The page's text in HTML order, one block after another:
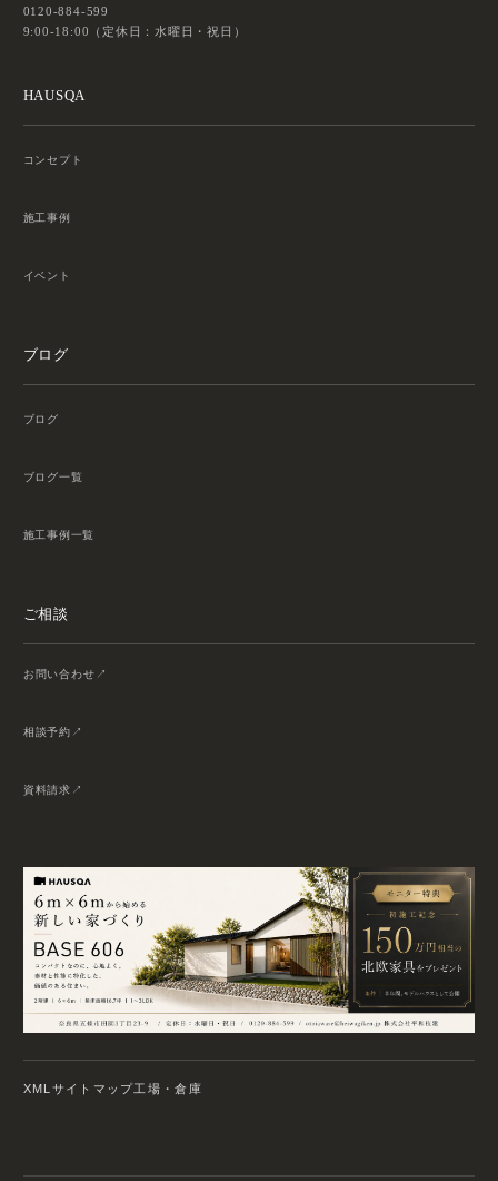
0120-884-599
9:00-18:00（定休日：水曜日・祝日）
HAUSQA
コンセプト
施工事例
イベント
ブログ
ブログ
ブログ一覧
施工事例一覧
ご相談
お問い合わせ
相談予約
資料請求
XMLサイトマップ工場・倉庫